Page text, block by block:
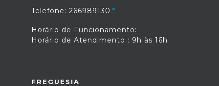
Telefone: 266989130
Horário de Funcionamento:
Horário de Atendimento : 9h às 16h
FREGUESIA